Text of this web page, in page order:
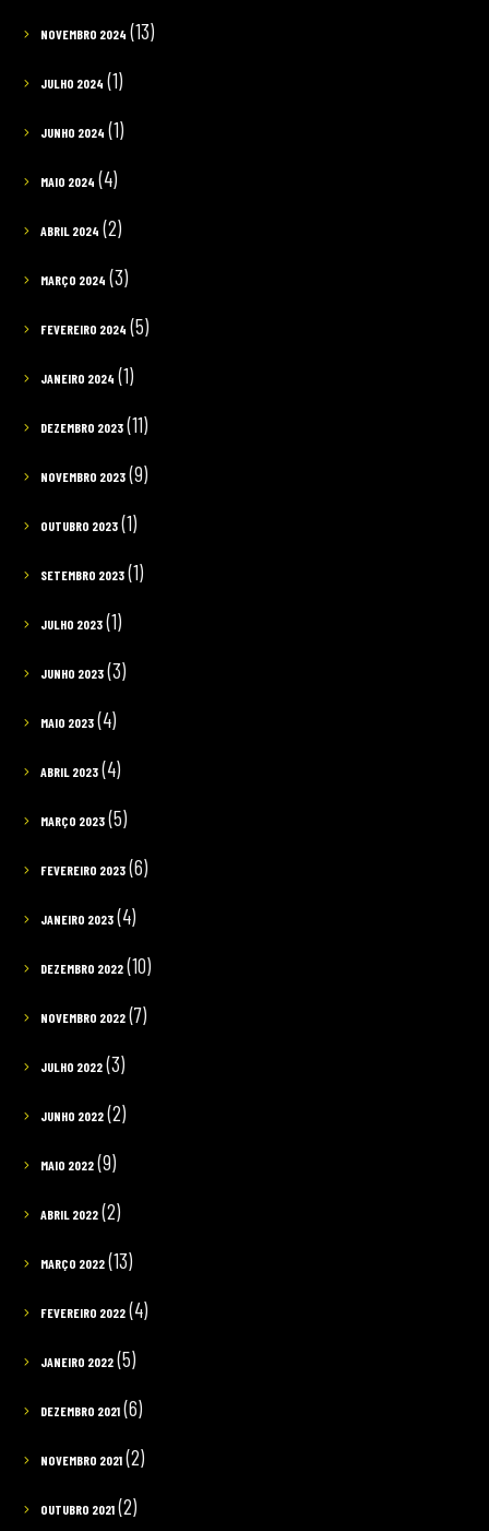
NOVEMBRO 2024 (13)
JULHO 2024 (1)
JUNHO 2024 (1)
MAIO 2024 (4)
ABRIL 2024 (2)
MARÇO 2024 (3)
FEVEREIRO 2024 (5)
JANEIRO 2024 (1)
DEZEMBRO 2023(11)
NOVEMBRO 2023(9)
OUTUBRO 2023(1)
SETEMBRO 2023(1)
JULHO 2023(1)
JUNHO 2023(3)
MAIO 2023(4)
ABRIL 2023(4)
MARÇO 2023(5)
FEVEREIRO 2023(6)
JANEIRO 2023(4)
DEZEMBRO 2022(10)
NOVEMBRO 2022(7)
JULHO 2022(3)
JUNHO 2022(2)
MAIO 2022(9)
ABRIL 2022(2)
MARÇO 2022(13)
FEVEREIRO 2022(4)
JANEIRO 2022(5)
DEZEMBRO 2021(6)
NOVEMBRO 2021(2)
OUTUBRO 2021(2)